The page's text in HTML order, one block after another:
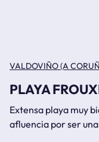
VALDOVIÑO (A
PLAYA
Extensa playa muy
afluencia por ser